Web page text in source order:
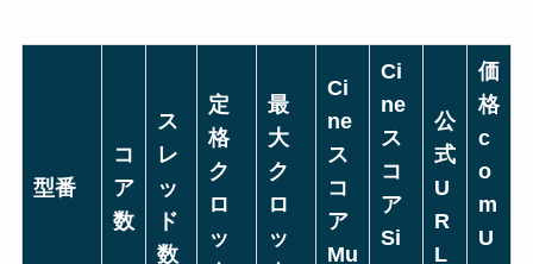
型番
コ
ア
数
ス
レ
ッ
ド
数
定
格
ク
ロ
ッ
最
大
ク
ロ
ッ
Ci
ne
ス
コ
ア
Mu
Ci
ne
ス
コ
ア
Si
公
式
U
R
L
価
格
c
o
m
U